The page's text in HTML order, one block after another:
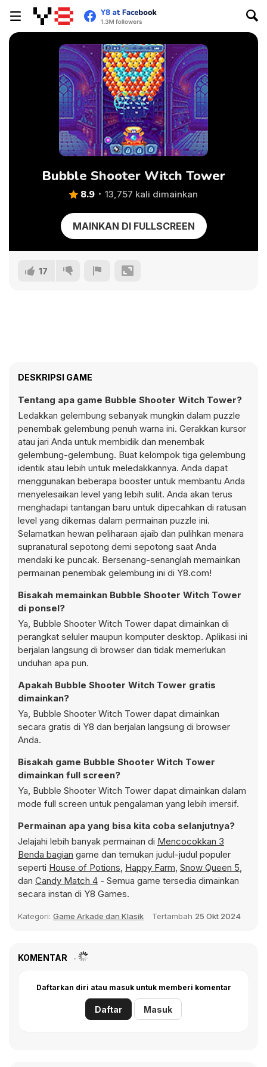
Bubble Shooter Witch Tower
8.9 13,757 kali dimainkan
MAINKAN DI FULLSCREEN
17
DESKRIPSI GAME
Tentang apa game Bubble Shooter Witch Tower?
Ledakkan gelembung sebanyak mungkin dalam puzzle
penembak gelembung penuh warna ini. Gerakkan kursor
atau jari Anda untuk membidik dan menembak
gelembung-gelembung. Buat kelompok tiga gelembung
identik atau lebih untuk meledakkannya. Anda dapat
menggunakan beberapa booster untuk membantu Anda
menyelesaikan level yang lebih sulit. Anda akan terus
menghadapi tantangan baru untuk dipecahkan di ratusan
level yang dikemas dalam permainan puzzle ini.
Selamatkan hewan peliharaan ajaib dan pulihkan menara
supranatural sepotong demi sepotong saat Anda
mendaki ke puncak. Bersenang-senanglah memainkan
permainan penembak gelembung ini di Y8.com!
Bisakah memainkan Bubble Shooter Witch Tower
di ponsel?
Ya, Bubble Shooter Witch Tower dapat dimainkan di
perangkat seluler maupun komputer desktop. Aplikasi ini
berjalan langsung di browser dan tidak memerlukan
unduhan apa pun.
Apakah Bubble Shooter Witch Tower gratis
dimainkan?
Ya, Bubble Shooter Witch Tower dapat dimainkan
secara gratis di Y8 dan berjalan langsung di browser
Anda.
Bisakah game Bubble Shooter Witch Tower
dimainkan full screen?
Ya, Bubble Shooter Witch Tower dapat dimainkan dalam
mode full screen untuk pengalaman yang lebih imersif.
Permainan apa yang bisa kita coba selanjutnya?
Jelajahi lebih banyak permainan di Mencocokkan 3
Benda bagian game dan temukan judul-judul populer
seperti House of Potions, Happy Farm, Snow Queen 5,
dan Candy Match 4 - Semua game tersedia dimainkan
secara instan di Y8 Games.
Kategori: Game Arkade dan Klasik Tertambah 25 Okt 2024
KOMENTAR
Daftarkan diri atau masuk untuk memberi komentar
Daftar Masuk